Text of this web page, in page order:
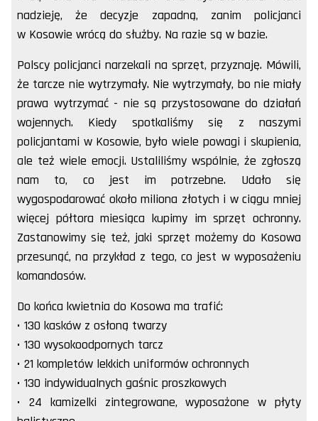
nadzieję, że decyzje zapadną, zanim policjanci
w Kosowie wrócą do służby. Na razie są w bazie.
Polscy policjanci narzekali na sprzęt, przyznaję. Mówili,
że tarcze nie wytrzymały. Nie wytrzymały, bo nie miały
prawa wytrzymać - nie są przystosowane do działań
wojennych. Kiedy spotkaliśmy się z naszymi
policjantami w Kosowie, było wiele powagi i skupienia,
ale też wiele emocji. Ustaliliśmy wspólnie, że zgłoszą
nam to, co jest im potrzebne. Udało się
wygospodarować około miliona złotych i w ciągu mniej
więcej półtora miesiąca kupimy im sprzęt ochronny.
Zastanowimy się też, jaki sprzęt możemy do Kosowa
przesunąć, na przykład z tego, co jest w wyposażeniu
komandosów.
Do końca kwietnia do Kosowa ma trafić:
• 130 kasków z osłoną twarzy
• 130 wysokoodpornych tarcz
• 21 kompletów lekkich uniformów ochronnych
• 130 indywidualnych gaśnic proszkowych
• 24 kamizelki zintegrowane, wyposażone w płyty